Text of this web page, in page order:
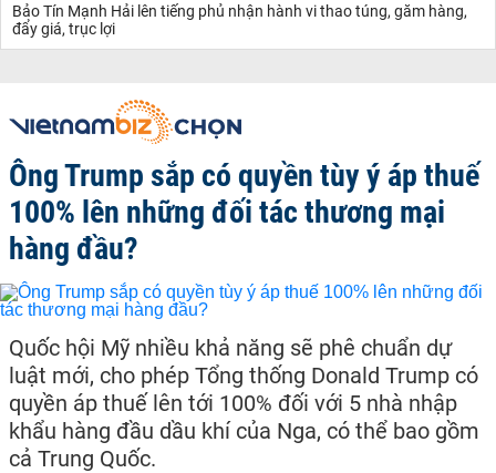
Bảo Tín Mạnh Hải lên tiếng phủ nhận hành vi thao túng, găm hàng,
đẩy giá, trục lợi
Ông Trump sắp có quyền tùy ý áp thuế
100% lên những đối tác thương mại
hàng đầu?
Quốc hội Mỹ nhiều khả năng sẽ phê chuẩn dự
luật mới, cho phép Tổng thống Donald Trump có
quyền áp thuế lên tới 100% đối với 5 nhà nhập
khẩu hàng đầu dầu khí của Nga, có thể bao gồm
cả Trung Quốc.